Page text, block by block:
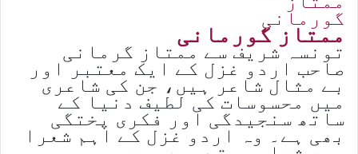
ممتاز گورمانی
تونسہ شریف سے ممتاز گرمانی
صاحب اردو غزل کے ایک معتبر اور
بے مثال شاعر ہیں، جن کی شاعری
میں محسوسات کی لطیف دنیا کے
ساتھ سنجیدگی اور فکری پختگی
بھی ہے۔ وہ اردو غزل کے اہم شعرا